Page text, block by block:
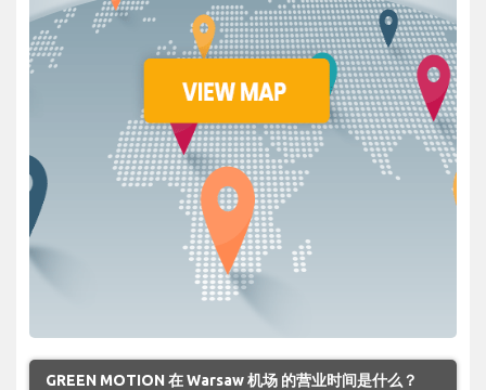
GREEN MOTION 在 Warsaw 机场 的营业时间是什么？